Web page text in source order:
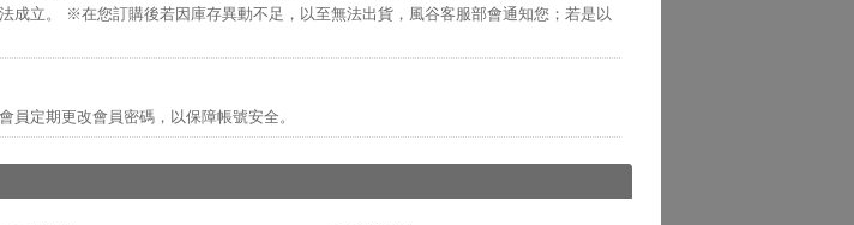
成立。 ※在您訂購後若因庫存異動不足，以至無法出貨，風谷客服部會通知您；若是以
員定期更改會員密碼，以保障帳號安全。